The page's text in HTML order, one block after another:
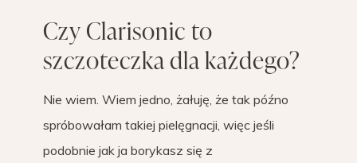
Czy Clarisonic to
szczoteczka dla każdego?
Nie wiem. Wiem jedno, żałuję, że tak późno
spróbowałam takiej pielęgnacji, więc jeśli
podobnie jak ja borykasz się z